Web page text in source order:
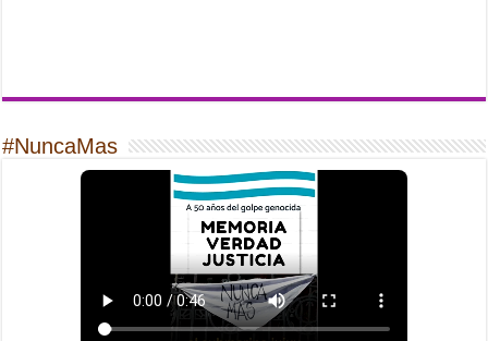
#NuncaMas